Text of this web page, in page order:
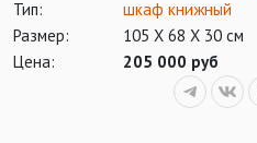
Тип:
шкаф книжный
Размер:
105 Х 68 Х 30 см
Цена:
205 000 руб